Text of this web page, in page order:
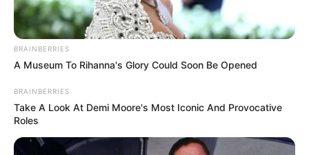
ΚΑΝΟΥΜΕ ΣΩΣΤΑ ΜΕΧΡΙ ΤΟ ΤΕΛΟΣ. ΣΠΑΜΕ ΤΟΝ ΓΟΡΔΙΟ
ΔΕΣΜΟ.
ΣΥΜΒΑΙΝΕΙ. ΤΟ ΠΑΓΙΩΜΕΝΟ ΜΕΤΩΠΟ ΤΩΝ
ΚΑΤΑΣΚΕΥΑΣΤΩΝ ΤΗΣ ΚΟΡΟΝΑ, ΣΕΙΕΤΑΙ ΚΑΙ
ΔΙΑΛΥΕΤΑΙ.
ΝΙΚΟΛΑΟΣ ΑΝΑΞΙΜΑΝΔΡΟΣ
BRAINBERRIES
A Museum To Rihanna's Glory Could Soon Be Opened
BRAINBERRIES
Take A Look At Demi Moore's Most Iconic And Provocative
Roles